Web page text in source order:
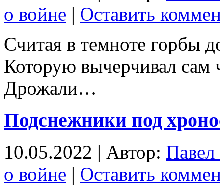
о войне | Оставить
Считая в темноте горбы
Которую вычерчивал сам
Дрожали…
Подснежники под
10.05.2022 | Автор:
о войне | Оставить